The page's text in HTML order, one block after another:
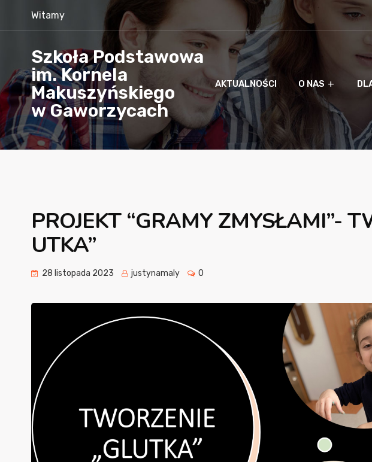
Witamy
Szkoła Podstawowa
im. Kornela
Makuszyńskiego
w Gaworzycach
AKTUALNOŚCI O NAS
PROJEKT “GRAMY ZMYSŁAMI”-
UTKA”
28 listopada 2023 justynamaly 0